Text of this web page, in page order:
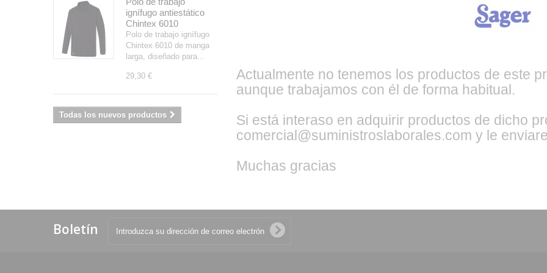
ignífugo antiestático
Chintex 6010
Polo de trabajo ignífugo
Chintex 6010 de manga
larga, diseñado para...
29,30 €
Todas los nuevos productos
Actualmente no tenemos los productos de este
aunque trabajamos con él de forma habitual.
Si está interaso en adquirir productos de dicho
comercial@suministroslaborales.com y le
Muchas gracias
Boletín